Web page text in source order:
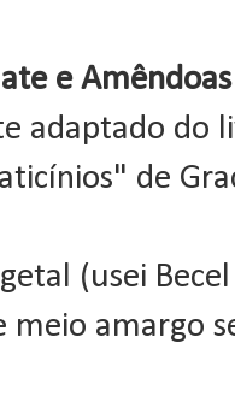
e
adaptado do
de
(usei
meio amargo